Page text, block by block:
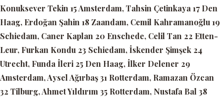
Konuksever Tekin 15 Amsterdam, Tahsin Çetinkaya 17 Den
Haag, Erdoğan Şahin 18 Zaandam, Cemil Kahramanoğlu 19
Schiedam, Caner Kaplan 20 Enschede, Celil Tan 22 Etten-
Leur, Furkan Kondu 23 Schiedam, İskender Şimşek 24
Utrecht, Funda İleri 25 Den Haag, İlker Delener 29
Amsterdam, Aysel Ağırbaş 31 Rotterdam, Ramazan Özcan
32 Tilburg, Ahmet Yıldırım 35 Rotterdam, Nustafa Bal 38